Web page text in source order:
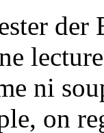
der
ni
on